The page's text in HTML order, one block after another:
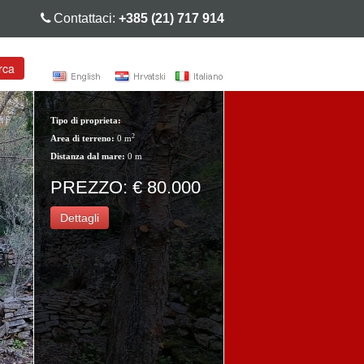
Contattaci: +385 (21) 717 914
Tipo di proprieta:
Area di terreno: 0 m2
Distanza dal mare:0 m
PREZZO: € 80.000
Dettagli